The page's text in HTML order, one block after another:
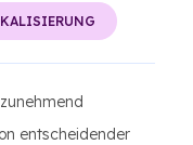
entscheidender